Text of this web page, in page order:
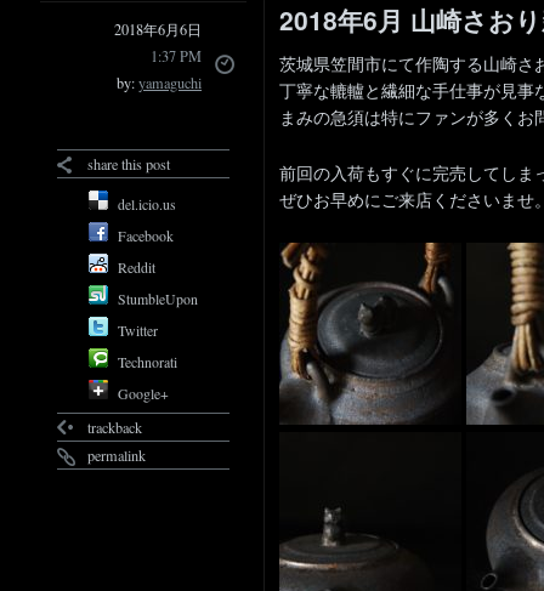
2018年6月6日
1:37 PM
by:yamaguchi
share this post
del.icio.us
Facebook
Reddit
StumbleUpon
Twitter
Technorati
Google+
trackback
permalink
2018年6月 山崎さお
茨城県笠間市にて作陶する山崎
丁寧な轆轤と繊細な手仕事が見
まみの急須は特にファンが多く
前回の入荷もすぐに完売してし
ぜひお早めにご来店くださいませ